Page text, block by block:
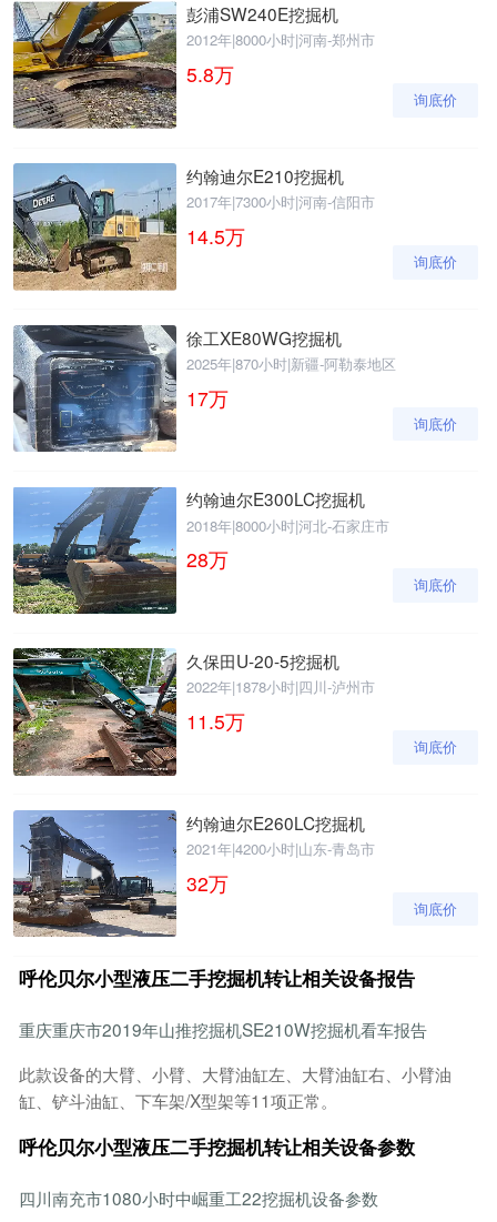
彭浦SW240E挖掘机
2012年|8000小时|河南-郑州市
5.8万
询底价
约翰迪尔E210挖掘机
2017年|7300小时|河南-信阳市
14.5万
询底价
徐工XE80WG挖掘机
2025年|870小时|新疆-阿勒泰地区
17万
询底价
约翰迪尔E300LC挖掘机
2018年|8000小时|河北-石家庄市
28万
询底价
久保田U-20-5挖掘机
2022年|1878小时|四川-泸州市
11.5万
询底价
约翰迪尔E260LC挖掘机
2021年|4200小时|山东-青岛市
32万
询底价
呼伦贝尔小型液压二手挖掘机转让相关设备报告
重庆重庆市2019年山推挖掘机SE210W挖掘机看车报告
此款设备的大臂、小臂、大臂油缸左、大臂油缸右、小臂油
缸、铲斗油缸、下车架/X型架等11项正常。
呼伦贝尔小型液压二手挖掘机转让相关设备参数
四川南充市1080小时中崛重工22挖掘机设备参数